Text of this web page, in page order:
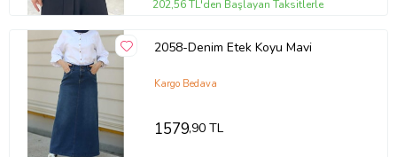
202,56 TL'den Başlayan Taksitlerle
2058-Denim Etek Koyu Mavi
Kargo Bedava
1579,90 TL